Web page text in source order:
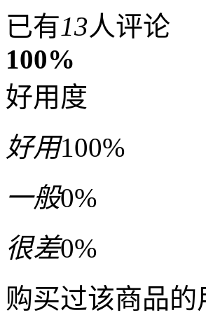
已有13人评论
100%
好用度
好用100%
一般0%
很差0%
购买过该商品